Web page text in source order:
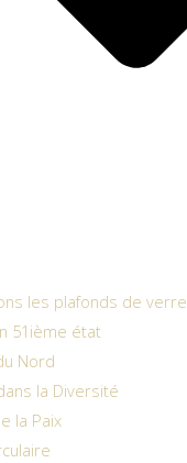
les plafonds de verre
51ième état
Nord
la Diversité
la Paix